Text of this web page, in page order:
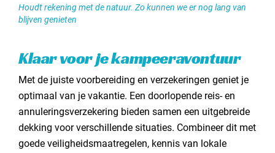
Houdt rekening met de natuur. Zo kunnen we er nog lang van
blijven genieten
Klaar voor je kampeeravontuur
Met de juiste voorbereiding en verzekeringen geniet je
optimaal van je vakantie. Een doorlopende reis- en
annuleringsverzekering bieden samen een uitgebreide
dekking voor verschillende situaties. Combineer dit met
goede veiligheidsmaatregelen, kennis van lokale